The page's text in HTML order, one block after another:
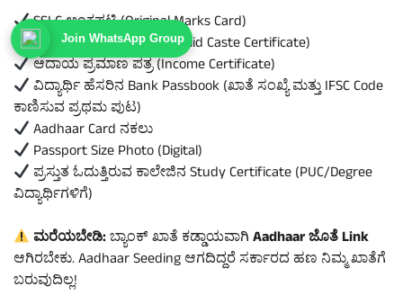
SSLC ಅಂಕಪಟ್ಟಿ (Original Marks Card)
ಮಾನ್ಯ ಜಾತಿ ಪ್ರಮಾಣ ಪತ್ರ (Valid Caste Certificate)
ಆದಾಯ ಪ್ರಮಾಣ ಪತ್ರ (Income Certificate)
ವಿದ್ಯಾರ್ಥಿ ಹೆಸರಿನ Bank Passbook (ಖಾತೆ ಸಂಖ್ಯೆ ಮತ್ತು IFSC Code
ಕಾಣಿಸುವ ಪ್ರಥಮ ಪುಟ)
Aadhaar Card ನಕಲು
Passport Size Photo (Digital)
ಪ್ರಸ್ತುತ ಓದುತ್ತಿರುವ ಕಾಲೇಜಿನ Study Certificate (PUC/Degree
ವಿದ್ಯಾರ್ಥಿಗಳಿಗೆ)
ಮರೆಯಬೇಡಿ:ಬ್ಯಾಂಕ್ ಖಾತೆ ಕಡ್ಡಾಯವಾಗಿAadhaar ಜೊತೆ Link
ಆಗಿರಬೇಕು. Aadhaar Seeding ಆಗದಿದ್ದರೆ ಸರ್ಕಾರದ ಹಣ ನಿಮ್ಮ ಖಾತೆಗೆ
ಬರುವುದಿಲ್ಲ!
Join WhatsApp Group